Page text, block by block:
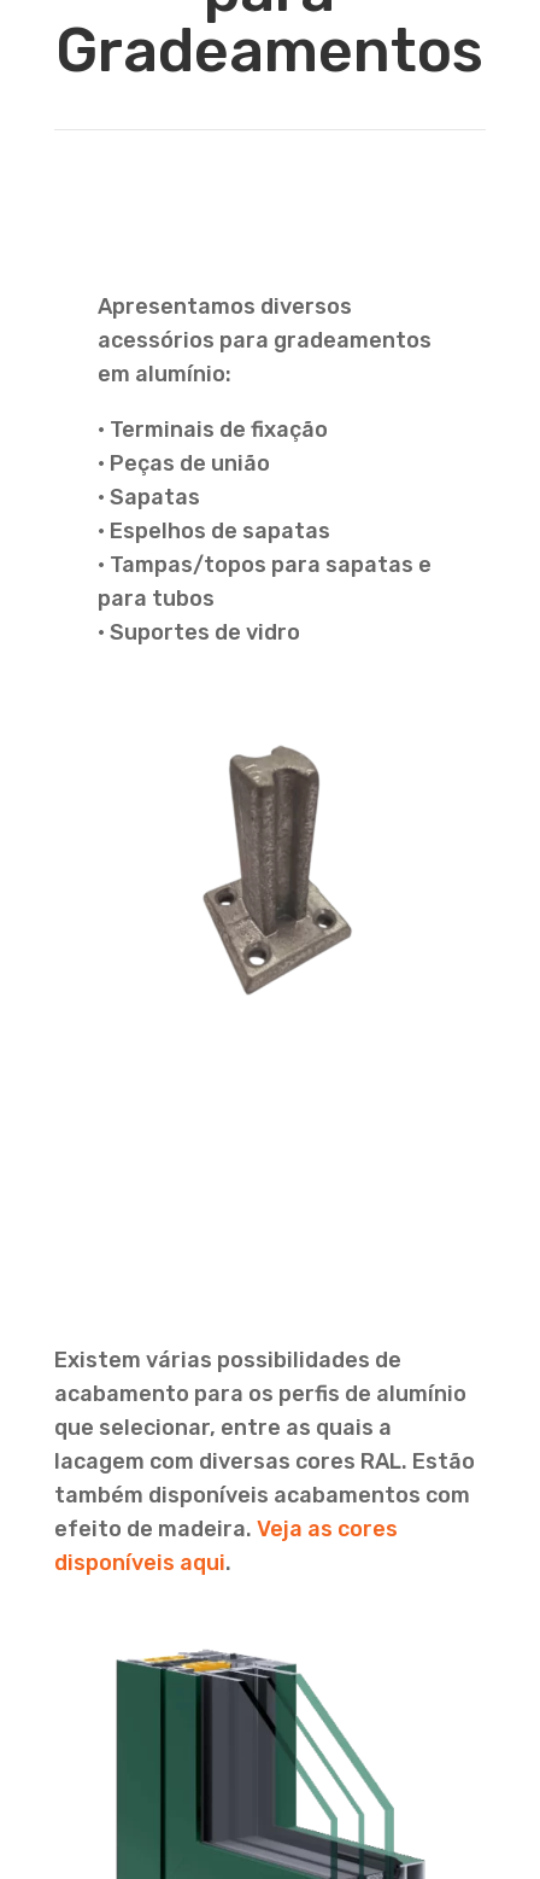
Gradeamentos
Apresentamos diversos
acessórios para gradeamentos
em alumínio:
• Terminais de fixação
• Peças de união
• Sapatas
• Espelhos de sapatas
• Tampas/topos para sapatas e
para tubos
• Suportes de vidro
Existem várias possibilidades de
acabamento para os perfis de alumínio
que selecionar, entre as quais a
lacagem com diversas cores RAL. Estão
também disponíveis acabamentos com
efeito de madeira. Veja as cores
disponíveis aqui.